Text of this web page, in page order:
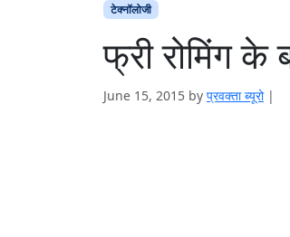
टेक्नॉलोजी
फ्री रोमिंग के
June 15, 2015 by प्रवक्ता ब्यूरो |